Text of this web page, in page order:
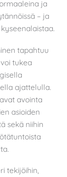
ja
– ja
tapahtuu
tukea
ajattelulla.
avointa
asioiden
sekä niihin
tekijöihin,